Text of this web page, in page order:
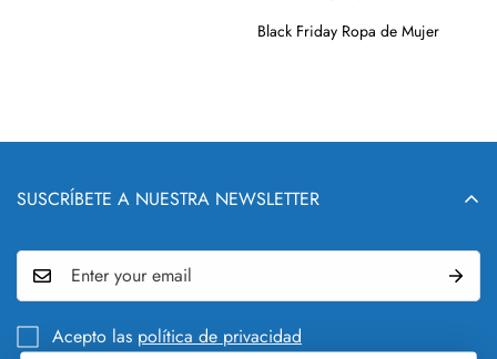
Black Friday Ropa de Mujer
SUSCRÍBETE A NUESTRA NEWSLETTER
Acepto las política de privacidad